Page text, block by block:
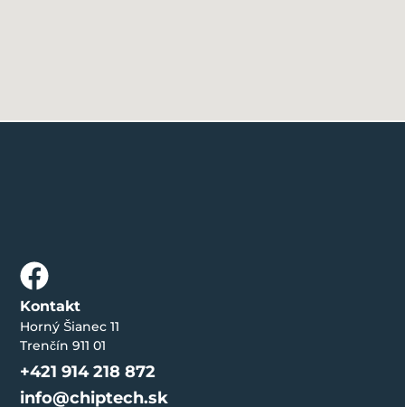
Kontakt
Horný Šianec 11
Trenčín 911 01
+421 914 218 872
info@chiptech.sk